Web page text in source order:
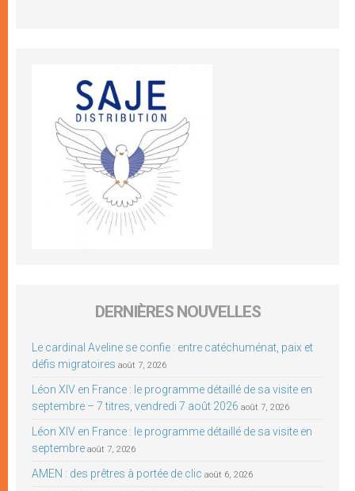
DERNIÈRES NOUVELLES
Le cardinal Aveline se confie : entre catéchuménat, paix et
défis migratoires août 7, 2026
Léon XIV en France : le programme détaillé de sa visite en
septembre – 7 titres, vendredi 7 août 2026 août 7, 2026
Léon XIV en France : le programme détaillé de sa visite en
septembre août 7, 2026
AMEN : des prêtres à portée de clic août 6, 2026